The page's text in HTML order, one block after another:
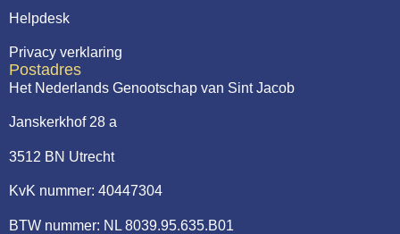
Helpdesk
Privacy verklaring
Postadres
Het Nederlands Genootschap van Sint Jacob
Janskerkhof 28 a
3512 BN Utrecht
KvK nummer: 40447304
BTW nummer: NL 8039.95.635.B01